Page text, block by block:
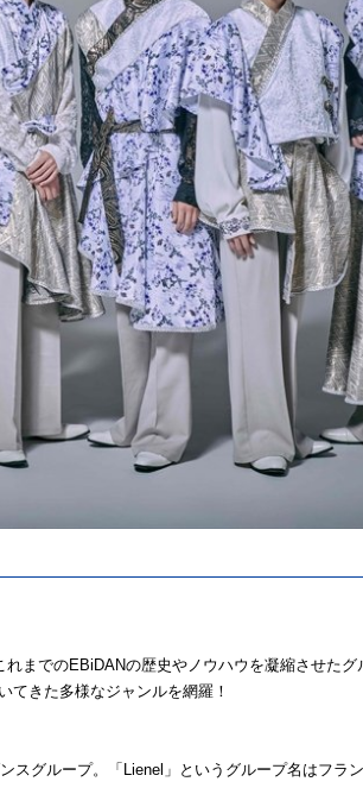
までのEBiDANの歴史やノウハウを凝縮させた
てきた多様なジャンルを網羅！
グループ。「Lienel」というグループ名はフラ